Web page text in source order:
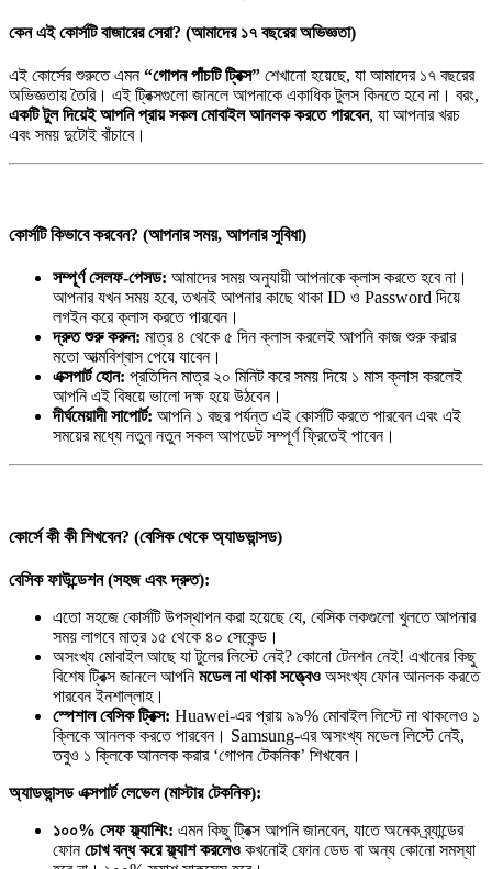
কেন এই কোর্সটি বাজারের সেরা? (আমাদের ১৭ বছরের অভিজ্ঞতা)
এই কোর্সের শুরুতে এমন“গোপন পাঁচটি ট্রিক্স” শেখানো হয়েছে, যা আমাদের ১৭ বছরের
অভিজ্ঞতায় তৈরি। এই ট্রিক্সগুলো জানলে আপনাকে একাধিক টুলস কিনতে হবে না। বরং,
একটি টুল দিয়েই আপনি প্রায় সকল মোবাইল আনলক করতে পারবেন, যা আপনার খরচ
এবং সময় দুটোই বাঁচাবে।
কোর্সটি কিভাবে করবেন? (আপনার সময়, আপনার সুবিধা)
সম্পূর্ণ সেলফ-পেসড: আমাদের সময় অনুযায়ী আপনাকে ক্লাস করতে হবে না।
আপনার যখন সময় হবে, তখনই আপনার কাছে থাকা ID ও Password দিয়ে
লগইন করে ক্লাস করতে পারবেন।
দ্রুত শুরু করুন: মাত্র ৪ থেকে ৫ দিন ক্লাস করলেই আপনি কাজ শুরু করার
মতো আত্মবিশ্বাস পেয়ে যাবেন।
এক্সপার্ট হোন: প্রতিদিন মাত্র ২০ মিনিট করে সময় দিয়ে ১ মাস ক্লাস করলেই
আপনি এই বিষয়ে ভালো দক্ষ হয়ে উঠবেন।
দীর্ঘমেয়াদী সাপোর্ট: আপনি ১ বছর পর্যন্ত এই কোর্সটি করতে পারবেন এবং এই
সময়ের মধ্যে নতুন নতুন সকল আপডেট সম্পূর্ণ ফ্রিতেই পাবেন।
কোর্সে কী কী শিখবেন? (বেসিক থেকে অ্যাডভান্সড)
বেসিক ফাউন্ডেশন (সহজ এবং দ্রুত):
এতো সহজে কোর্সটি উপস্থাপন করা হয়েছে যে, বেসিক লকগুলো খুলতে আপনার
সময় লাগবে মাত্র ১৫ থেকে ৪০ সেকেন্ড।
অসংখ্য মোবাইল আছে যা টুলের লিস্টে নেই? কোনো টেনশন নেই! এখানের কিছু
বিশেষ ট্রিক্স জানলে আপনিমডেল না থাকা সত্ত্বেও অসংখ্য ফোন আনলক করতে
পারবেন ইনশাল্লাহ।
স্পেশাল বেসিক ট্রিক্স: Huawei-এর প্রায় ৯৯% মোবাইল লিস্টে না থাকলেও ১
ক্লিকে আনলক করতে পারবেন। Samsung-এর অসংখ্য মডেল লিস্টে নেই,
তবুও ১ ক্লিকে আনলক করার ‘গোপন টেকনিক’ শিখবেন।
অ্যাডভান্সড এক্সপার্ট লেভেল (মাস্টার টেকনিক):
১০০% সেফ ফ্ল্যাশিং: এমন কিছু ট্রিক্স আপনি জানবেন, যাতে অনেক ব্র্যান্ডের
ফোনচোখ বন্ধ করে ফ্ল্যাশ করলেও কখনোই ফোন ডেড বা অন্য কোনো সমস্যা